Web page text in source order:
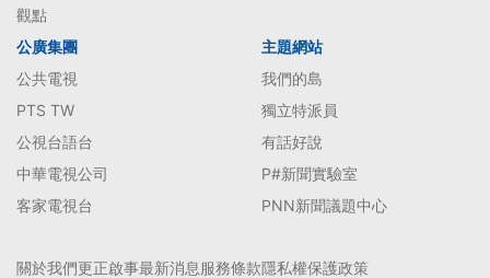
觀點
公廣集團
公共電視
PTS TW
公視台語台
中華電視公司
客家電視台
主題網站
我們的島
獨立特派員
有話好說
P#新聞實驗室
PNN新聞議題中心
關於我們更正啟事最新消息服務條款隱私權保護政策